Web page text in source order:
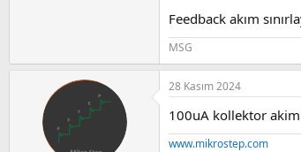
Feedback akım
MSG
28 Kasım 2024
100uA kollektor
www.mikrostep.com